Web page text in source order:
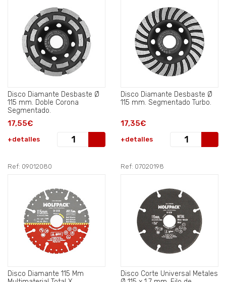
Disco Diamante Desbaste Ø
115 mm. Doble Corona
Segmentado.
17,55€
+detalles
Disco Diamante Desbaste Ø
115 mm. Segmentado Turbo.
17,35€
+detalles
Ref: 09012080
Disco Diamante 115 Mm
Ref: 07020198
Disco Corte Universal Metales